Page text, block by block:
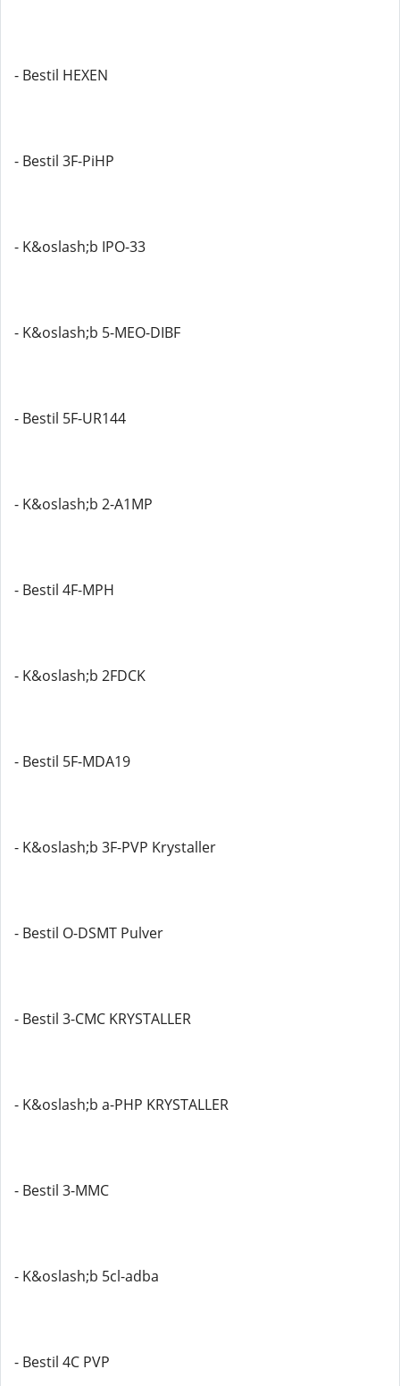
- Bestil HEXEN
- Bestil 3F-PiHP
- K&oslash;b IPO-33
- K&oslash;b 5-MEO-DIBF
- Bestil 5F-UR144
- K&oslash;b 2-A1MP
- Bestil 4F-MPH
- K&oslash;b 2FDCK
- Bestil 5F-MDA19
- K&oslash;b 3F-PVP Krystaller
- Bestil O-DSMT Pulver
- Bestil 3-CMC KRYSTALLER
- K&oslash;b a-PHP KRYSTALLER
- Bestil 3-MMC
- K&oslash;b 5cl-adba
- Bestil 4C PVP